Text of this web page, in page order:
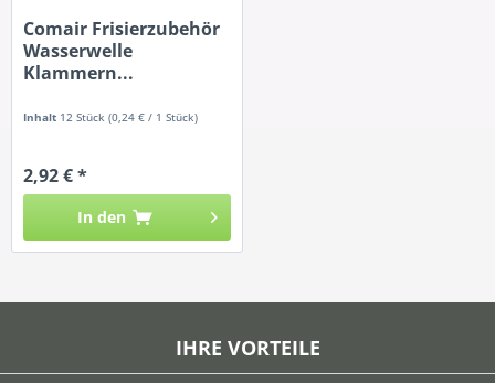
Comair Frisierzubehör
Wasserwelle
Klammern...
Inhalt 12 Stück(0,24 € / 1 Stück)
2,92 € *
In den
IHRE VORTEILE